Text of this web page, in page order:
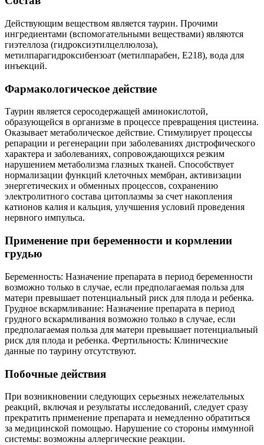
Действующим веществом является таурин. Прочими
ингредиентами (вспомогательными веществами) являются
гиэтеллоза (гидроксиэтилцеллюлоза),
метилпарагидроксибензоат (метилпарабен, Е218), вода для
инъекций.
Фармакологическое действие
Таурин является серосодержащей аминокислотой,
образующейся в организме в процессе превращения цистеина.
Оказывает метаболическое действие. Стимулирует процессы
репарации и регенерации при заболеваниях дистрофического
характера и заболеваниях, сопровождающихся резким
нарушением метаболизма глазных тканей. Способствует
нормализации функций клеточных мембран, активизации
энергетических и обменных процессов, сохранению
электролитного состава цитоплазмы за счет накопления
катионов калия и кальция, улучшения условий проведения
нервного импульса.
Применение при беременности и кормлении
грудью
Беременность: Назначение препарата в период беременности
возможно только в случае, если предполагаемая польза для
матери превышает потенциальный риск для плода и ребенка.
Грудное вскармливание: Назначение препарата в период
грудного вскармливания возможно только в случае, если
предполагаемая польза для матери превышает потенциальный
риск для плода и ребенка. Фертильность: Клинические
данные по таурину отсутствуют.
Побочные действия
При возникновении следующих серьезных нежелательных
реакций, включая и результаты исследований, следует сразу
прекратить применение препарата и немедленно обратиться
за медицинской помощью. Нарушение со стороны иммунной
системы: возможны аллергические реакции.